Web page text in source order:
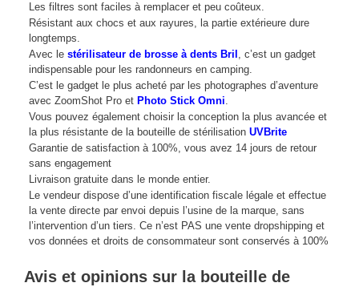
Les filtres sont faciles à remplacer et peu coûteux.
Résistant aux chocs et aux rayures, la partie extérieure dure
longtemps.
Avec le stérilisateur de brosse à dents Bril , c’est un gadget
indispensable pour les randonneurs en camping.
C’est le gadget le plus acheté par les photographes d’aventure
avec ZoomShot Pro et Photo Stick Omni.
Vous pouvez également choisir la conception la plus avancée et
la plus résistante de la bouteille de stérilisation UVBrite
Garantie de satisfaction à 100%, vous avez 14 jours de retour
sans engagement
Livraison gratuite dans le monde entier.
Le vendeur dispose d’une identification fiscale légale et effectue
la vente directe par envoi depuis l’usine de la marque, sans
l’intervention d’un tiers. Ce n’est PAS une vente dropshipping et
vos données et droits de consommateur sont conservés à 100%
Avis et opinions sur la bouteille de